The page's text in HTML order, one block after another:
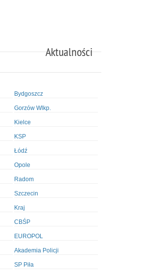
Aktualności
Bydgoszcz
Gorzów Wlkp.
Kielce
KSP
Łódź
Opole
Radom
Szczecin
Kraj
CBŚP
EUROPOL
Akademia Policji
SP Piła